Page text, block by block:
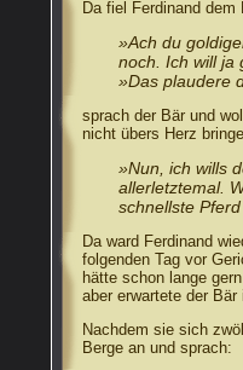
Da fiel Ferdinand
»Ach du
noch. Ich will ja
»Das plaudere
sprach der Bär und
nicht übers Herz
»Nun, ich wills
allerletztemal.
schnellste
Da ward Ferdinand
folgenden Tag vor
hätte schon lange
aber erwartete der
Nachdem sie sich
Berge an und sprach: